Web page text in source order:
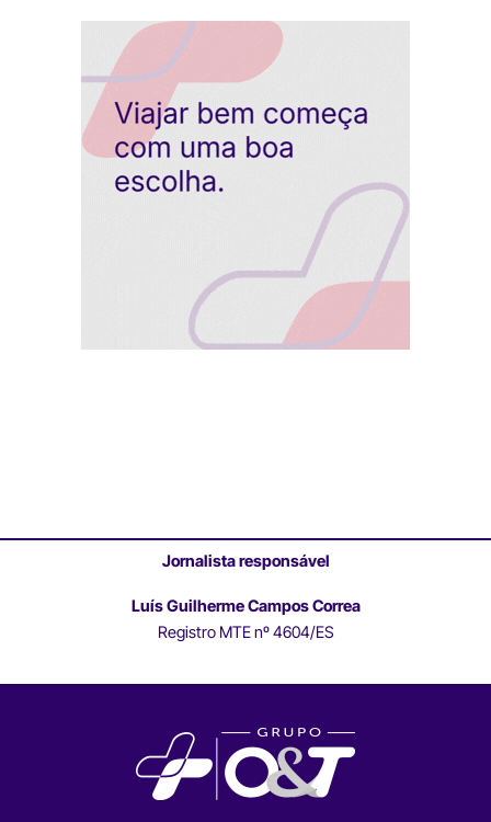
Jornalista responsável
Luís Guilherme Campos Correa
Registro MTE nº 4604/ES